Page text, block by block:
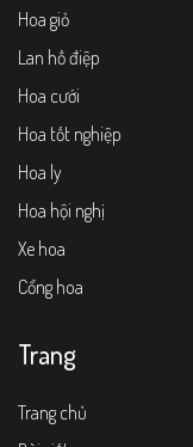
Hoa giỏ
Lan hồ điệp
Hoa cưới
Hoa tốt nghiệp
Hoa ly
Hoa hội nghị
Xe hoa
Cổng hoa
Trang
Trang chủ